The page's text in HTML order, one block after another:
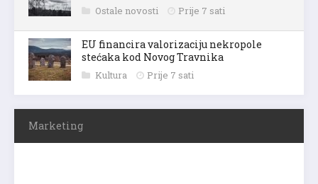
Ostale novosti Prije 7 sati
EU financira valorizaciju nekropole
stećaka kod Novog Travnika
Kultura Prije 7 sati
Marketing